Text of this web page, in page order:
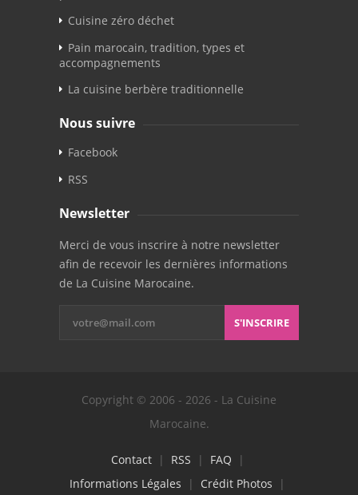
Cuisine zéro déchet
Pain marocain, tradition, types et
accompagnements
La cuisine berbère traditionnelle
Nous suivre
Facebook
RSS
Newsletter
Merci de vous inscrire à notre newsletter
afin de recevoir les dernières informations
de La Cuisine Marocaine.
S'INSCRIRE
Copyright © 2006 - 2026 - La Cuisine
Marocaine.
Contact| RSS | FAQ |
Informations Légales | Crédit Photos |